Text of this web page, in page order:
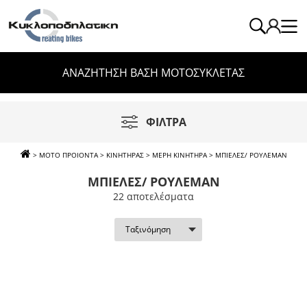
ΑΝΑΖΗΤΗΣΗ ΒΑΣΗ ΜΟΤΟΣΥΚΛΕΤΑΣ
ΦΙΛΤΡΑ
> ΜΟΤΟ ΠΡΟΙΟΝΤΑ > ΚΙΝΗΤΗΡΑΣ > ΜΕΡΗ ΚΙΝΗΤΗΡΑ >ΜΠΙΕΛΕΣ/ ΡΟΥΛΕΜΑΝ
ΜΠΙΕΛΕΣ/ ΡΟΥΛΕΜΑΝ
22 απoτελέσματα